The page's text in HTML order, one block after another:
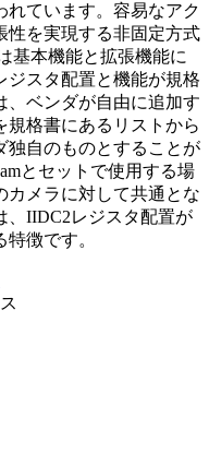
れています。容易なアク
性を実現する非固定方式
基本機能と拡張機能に
ジスタ配置と機能が規格
、ベンダが自由に追加す
規格書にあるリストから
独自のものとすることが
とセットで使用する場
カメラに対して共通とな
、IIDC2レジスタ配置が
徴です。